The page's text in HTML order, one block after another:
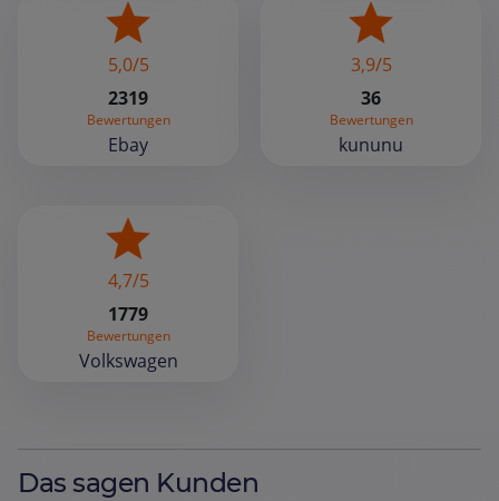
5,0/5
2319
Bewertungen
Ebay
3,9/5
36
Bewertungen
kununu
4,7/5
1779
Bewertungen
Volkswagen
Das sagen Kunden